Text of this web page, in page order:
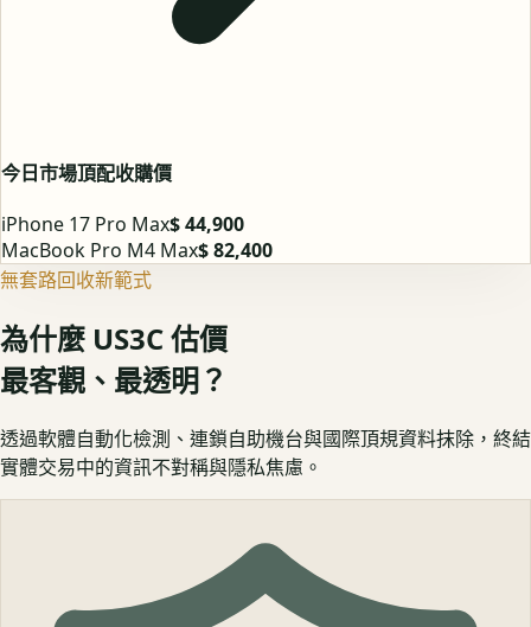
今日市場頂配收購價
iPhone 17 Pro Max$ 44,900
MacBook Pro M4 Max$ 82,400
無套路回收新範式
為什麼 US3C 估價
最客觀、最透明？
透過軟體自動化檢測、連鎖自助機台與國際頂規資料抹除，終結
實體交易中的資訊不對稱與隱私焦慮。